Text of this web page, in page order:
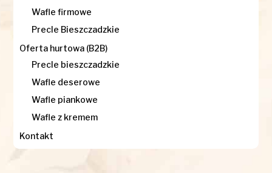
Wafle firmowe
Precle Bieszczadzkie
Oferta hurtowa (B2B)
Precle bieszczadzkie
Wafle deserowe
Wafle piankowe
Wafle z kremem
Kontakt